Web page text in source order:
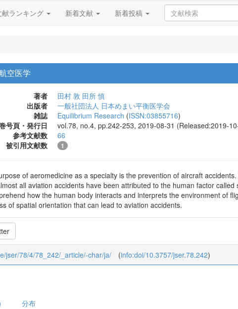
献ランキング 新着文献 新着投稿
空医学
著者 田村 敦 田所 慎
出版者
一般社団法人 日本めまい平衡医学会
雑誌
Equilibrium Research (ISSN:03855716)
号頁・発行日
vol.78, no.4, pp.242-253, 2019-08-31 (Released:2019-
参考文献数
66
被引用文献数
1
of aeromedicine as a specialty is the prevention of aircraft
all aviation accidents have been attributed to the human factor
how the human body interacts and interprets the environment of
of spatial orientation that can lead to aviation accidents.
jser/78/4/78_242/_article/-char/ja/ (info:doi/10.3757/jser.78.242)
分布